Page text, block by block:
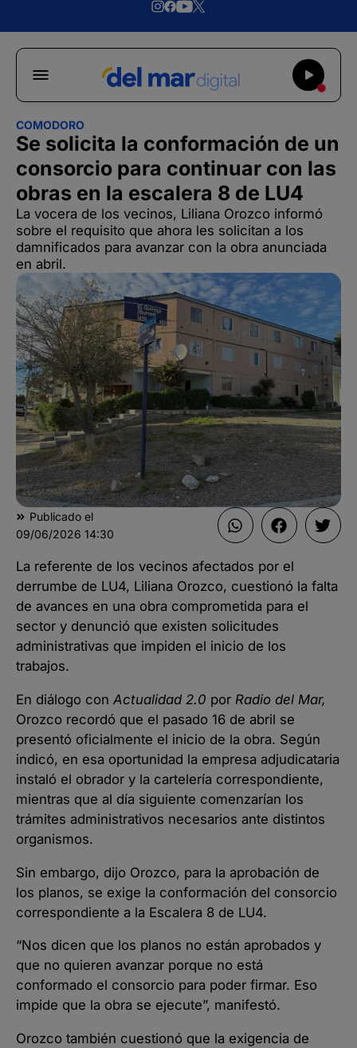
COMODORO
Se solicita la conformación de un
consorcio para continuar con las
obras en la escalera 8 de LU4
La vocera de los vecinos, Liliana Orozco informó
sobre el requisito que ahora les solicitan a los
damnificados para avanzar con la obra anunciada
en abril.
Publicado el
09/06/2026 14:30
La referente de los vecinos afectados por el
derrumbe de LU4, Liliana Orozco, cuestionó la falta
de avances en una obra comprometida para el
sector y denunció que existen solicitudes
administrativas que impiden el inicio de los
trabajos.
En diálogo con Actualidad 2.0 por Radio del Mar,
Orozco recordó que el pasado 16 de abril se
presentó oficialmente el inicio de la obra. Según
indicó, en esa oportunidad la empresa adjudicataria
instaló el obrador y la cartelería correspondiente,
mientras que al día siguiente comenzarían los
trámites administrativos necesarios ante distintos
organismos.
Sin embargo, dijo Orozco, para la aprobación de
los planos, se exige la conformación del consorcio
correspondiente a la Escalera 8 de LU4.
“Nos dicen que los planos no están aprobados y
que no quieren avanzar porque no está
conformado el consorcio para poder firmar. Eso
impide que la obra se ejecute”, manifestó.
Orozco también cuestionó que la exigencia de